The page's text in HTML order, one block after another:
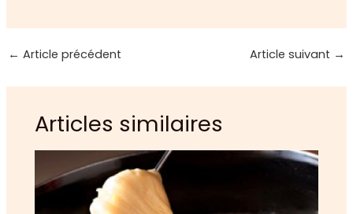
← Article précédent Article suivant →
Articles similaires